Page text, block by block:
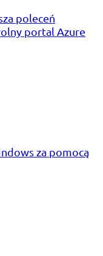
poleceń
portal Azure
za pomocą